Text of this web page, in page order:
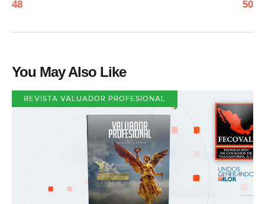
48
50
You May Also Like
REVISTA VALUADOR PROFESIONAL